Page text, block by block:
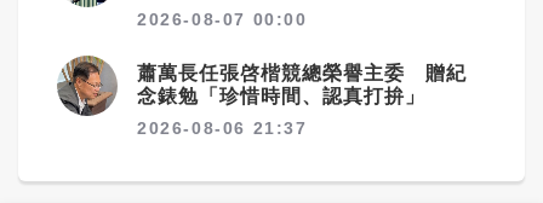
2026-08-07 00:00
蕭萬長任張啓楷競總榮譽主委 贈紀
念錶勉「珍惜時間、認真打拚」
2026-08-06 21:37